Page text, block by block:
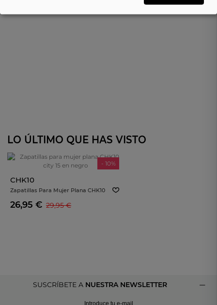
LO ÚLTIMO QUE HAS VISTO
- 10%
CHK10
Zapatillas Para Mujer Plana CHK10
City 15 En Negro
26,95 € 29,95 €
SUSCRÍBETE A NUESTRA NEWSLETTER